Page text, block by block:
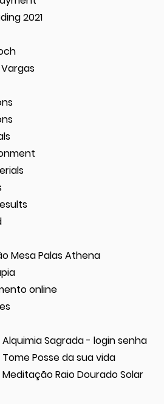
2021
Mesa Palas Athena
online
Sagrada - login senha
Posse da sua vida
Raio Dourado Solar